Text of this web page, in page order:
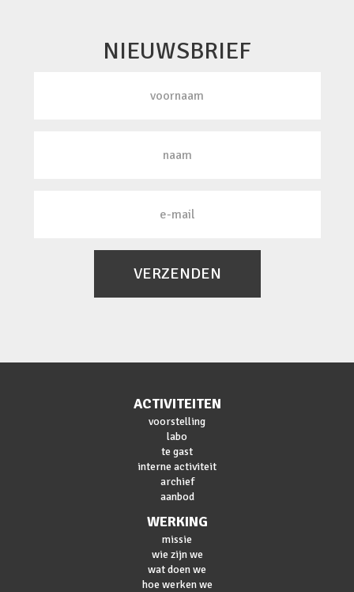
NIEUWSBRIEF
VERZENDEN
ACTIVITEITEN
voorstelling
labo
te gast
interne activiteit
archief
aanbod
WERKING
missie
wie zijn we
wat doen we
hoe werken we